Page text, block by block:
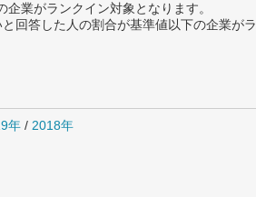
業がランクイン対象となります。
回答した人の割合が基準値以下の企業が
年 / 2018年